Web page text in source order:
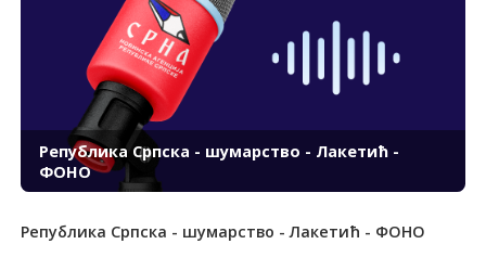
Република Српска - шумарство - Лакетић -
ФОНО
Република Српска - шумарство - Лакетић - ФОНО